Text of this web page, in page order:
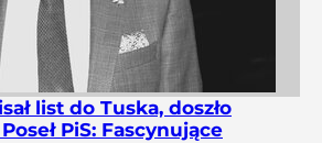
list do Tuska, doszło
PiS: Fascynujące